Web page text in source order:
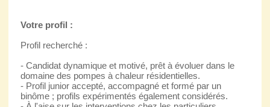
Votre profil :
Profil recherché :
- Candidat dynamique et motivé, prêt à évoluer dans le
domaine des pompes à chaleur résidentielles.
- Profil junior accepté, accompagné et formé par un
binôme ; profils expérimentés également considérés.